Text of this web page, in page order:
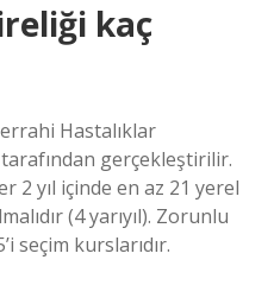
kaç
Hastalıklar
gerçekleştirilir.
2 yıl içinde en az 21 yerel
(4 yarıyıl). Zorunlu
seçim kurslarıdır.